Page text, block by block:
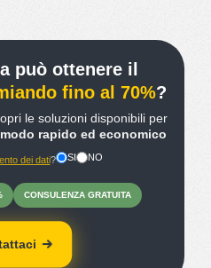
può ottenere il
fino al 70%?
le soluzioni disponibili per
rapido ed economico
dei dati? SI NO
CONSULENZA GRATUITA